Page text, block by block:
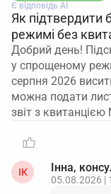
Є відповідь АІ
Як
режимі без
Добрий день!
у спрощеному
серпня 2026
можна подати
звіт з
ІК Інна,
05.08.2026 |